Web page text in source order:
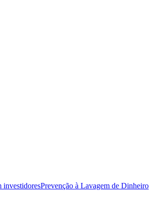
investidoresPrevenção à Lavagem de Dinheiro